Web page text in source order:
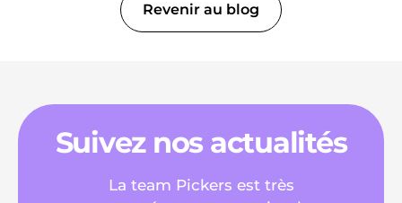
Revenir au blog
Suivez nos actualités
La team Pickers est très